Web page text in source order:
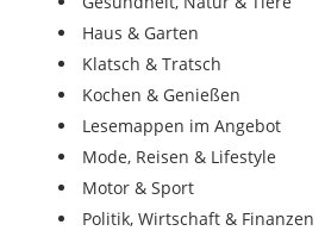
Haus & Garten
Klatsch & Tratsch
Kochen & Genießen
Lesemappen im Angebot
Mode, Reisen & Lifestyle
Motor & Sport
Politik, Wirtschaft & Finanzen